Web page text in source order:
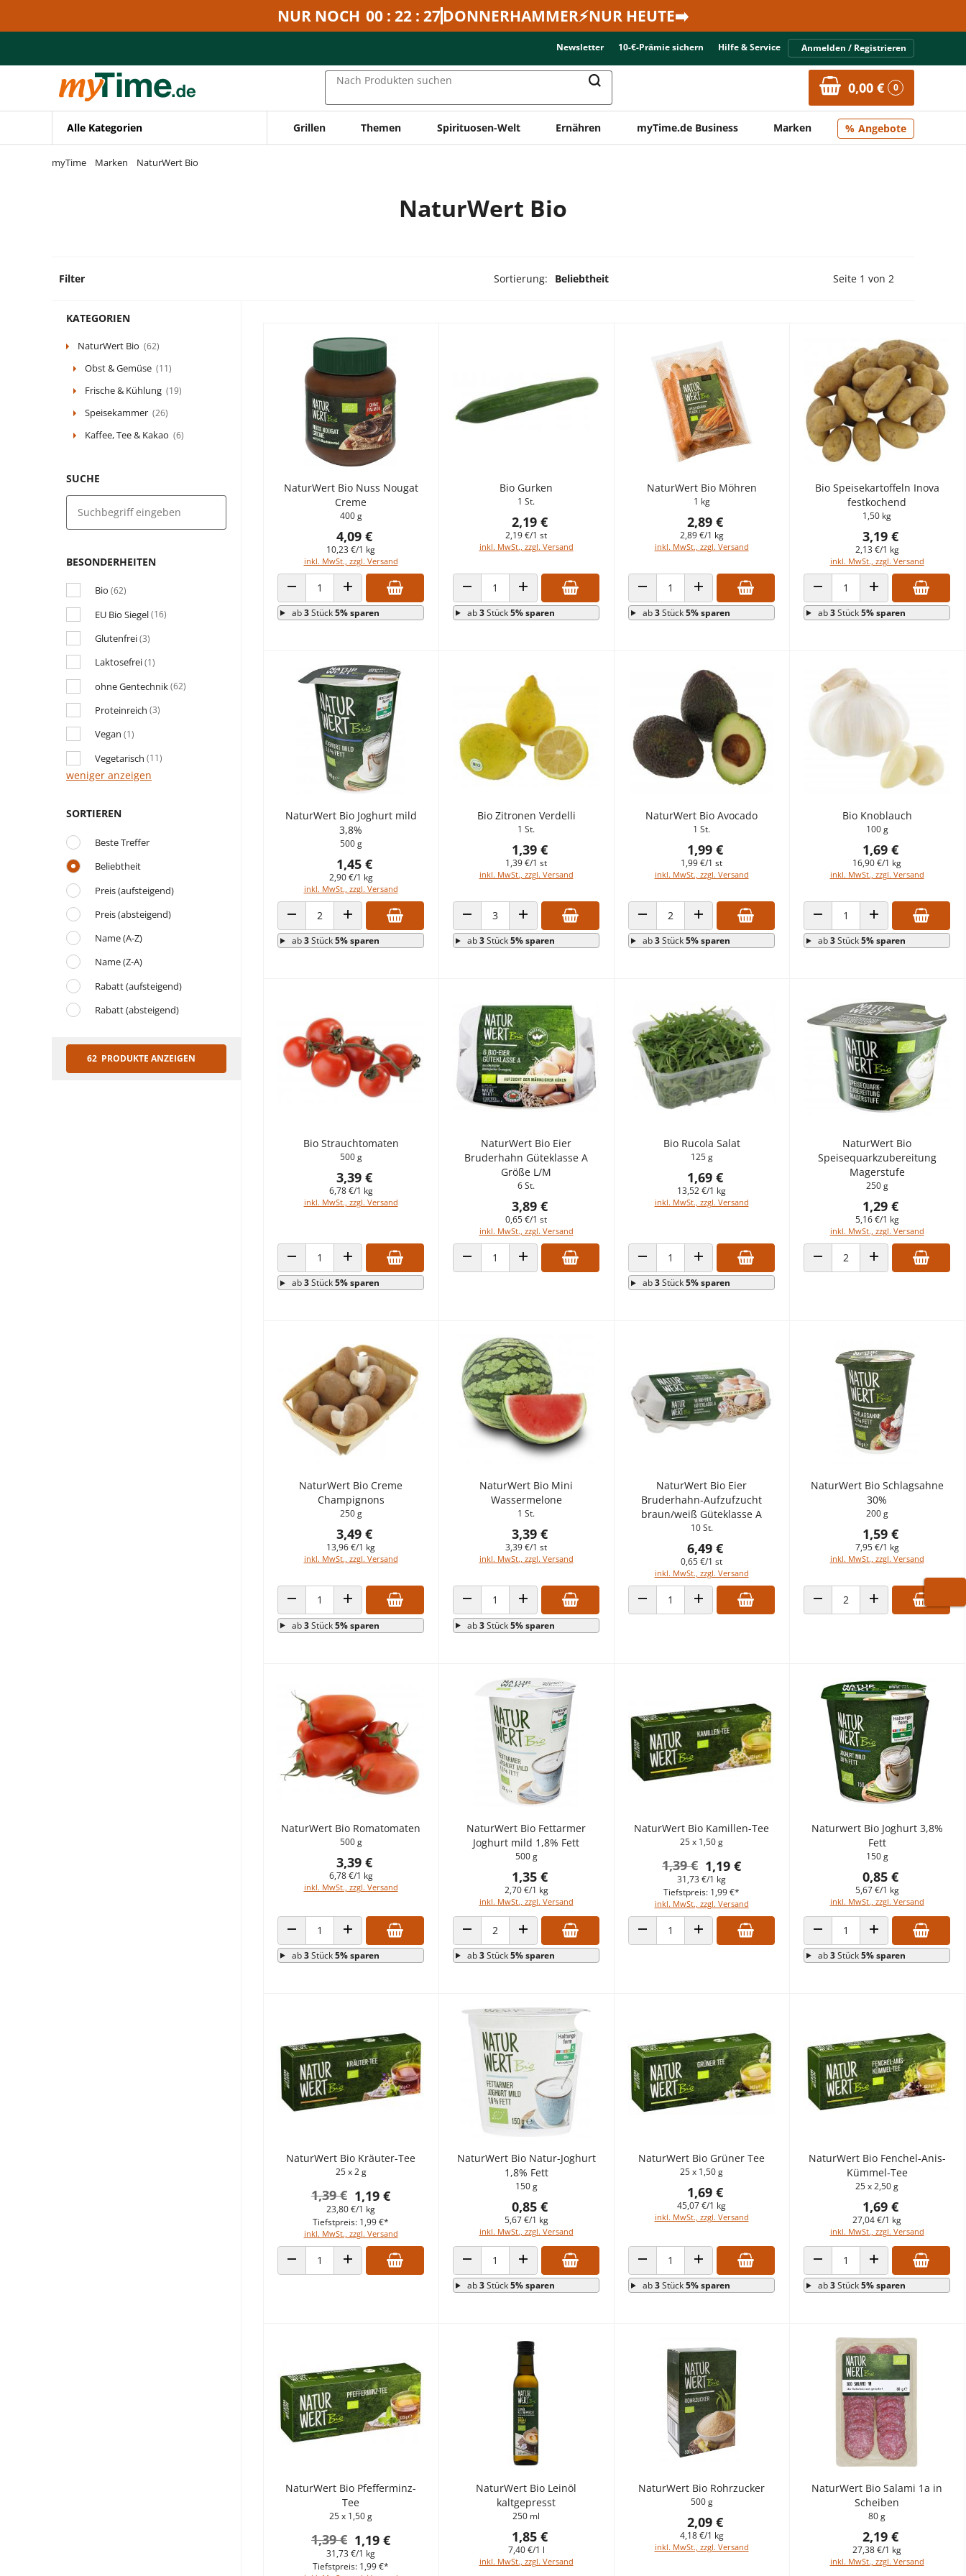
Zur Navigation springen
NUR NOCH 00 : 22 : 27DONNERHAMMER⚡NUR HEUTE➡️
Newsletter 10-€-Prämie sichern Hilfe & Service Anmelden / Registrieren
Nach Produkten suchen 0,00 € 0
Alle Kategorien Grillen Themen Spirituosen-Welt Ernähren myTime.de Business Marken Angebote
myTime Marken NaturWert Bio
NaturWert Bio
Filter Sortierung: Beliebtheit Vorherige Seite
Seite 1 von 2
KATEGORIEN
NaturWert Bio (62)
Obst & Gemüse (11)
Frische & Kühlung (19)
Speisekammer (26)
Kaffee, Tee & Kakao (6)
SUCHE
BESONDERHEITEN
Bio (62)
EU Bio Siegel(16)
Glutenfrei(3)
Laktosefrei(1)
ohne Gentechnik(62)
Proteinreich (3)
Vegan (1)
Vegetarisch (11)
weniger anzeigen
SORTIEREN
Beste Treffer
Beliebtheit
Preis (aufsteigend)
Preis (absteigend)
Name (A-Z)
Name (Z-A)
Rabatt (aufsteigend)
Rabatt (absteigend)
62 PRODUKTE ANZEIGEN
NaturWert Bio Nuss Nougat
Creme
400 g
4,09 €
10,23 €/1 kg
inkl. MwSt., zzgl. Versand
ANZAHL VERRINGERNANZAHL ERHÖHEN
ab3Stück5% sparen
Bio Gurken
1 St.
2,19 €
2,19 €/1 st
inkl. MwSt., zzgl. Versand
ANZAHL VERRINGERNANZAHL ERHÖHEN
ab3Stück5% sparen
NaturWert Bio Möhren
1 kg
2,89 €
2,89 €/1 kg
inkl. MwSt., zzgl. Versand
ANZAHL VERRINGERNANZAHL ERHÖHEN
ab3Stück5% sparen
Bio Speisekartoffeln Inova
festkochend
1,50 kg
3,19 €
2,13 €/1 kg
inkl. MwSt., zzgl. Versand
ANZAHL VERRINGERNANZAHL ERHÖHEN
ab3Stück5% sparen
NaturWert Bio Joghurt mild
3,8%
500 g
1,45 €
2,90 €/1 kg
inkl. MwSt., zzgl. Versand
ANZAHL VERRINGERNANZAHL ERHÖHEN
ab3Stück5% sparen
Bio Zitronen Verdelli
1 St.
1,39 €
1,39 €/1 st
inkl. MwSt., zzgl. Versand
ANZAHL VERRINGERNANZAHL ERHÖHEN
ab3Stück5% sparen
NaturWert Bio Avocado
1 St.
1,99 €
1,99 €/1 st
inkl. MwSt., zzgl. Versand
ANZAHL VERRINGERNANZAHL ERHÖHEN
ab3Stück5% sparen
Bio Knoblauch
100 g
1,69 €
16,90 €/1 kg
inkl. MwSt., zzgl. Versand
ANZAHL VERRINGERNANZAHL ERHÖHEN
ab3Stück5% sparen
Bio Strauchtomaten
500 g
3,39 €
6,78 €/1 kg
inkl. MwSt., zzgl. Versand
ANZAHL VERRINGERNANZAHL ERHÖHEN
ab3Stück5% sparen
NaturWert Bio Eier
Bruderhahn Güteklasse A
Größe L/M
6 St.
3,89 €
0,65 €/1 st
inkl. MwSt., zzgl. Versand
ANZAHL VERRINGERNANZAHL ERHÖHEN
Bio Rucola Salat
125 g
1,69 €
13,52 €/1 kg
inkl. MwSt., zzgl. Versand
ANZAHL VERRINGERNANZAHL ERHÖHEN
ab3Stück5% sparen
NaturWert Bio
Speisequarkzubereitung
Magerstufe
250 g
1,29 €
5,16 €/1 kg
inkl. MwSt., zzgl. Versand
ANZAHL VERRINGERNANZAHL ERHÖHEN
NaturWert Bio Creme
Champignons
250 g
3,49 €
13,96 €/1 kg
inkl. MwSt., zzgl. Versand
ANZAHL VERRINGERNANZAHL ERHÖHEN
ab3Stück5% sparen
NaturWert Bio Mini
Wassermelone
1 St.
3,39 €
3,39 €/1 st
inkl. MwSt., zzgl. Versand
ANZAHL VERRINGERNANZAHL ERHÖHEN
ab3Stück5% sparen
NaturWert Bio Eier
Bruderhahn-Aufzufzucht
braun/weiß Güteklasse A
10 St.
6,49 €
0,65 €/1 st
inkl. MwSt., zzgl. Versand
ANZAHL VERRINGERNANZAHL ERHÖHEN
NaturWert Bio Schlagsahne
30%
200 g
1,59 €
7,95 €/1 kg
inkl. MwSt., zzgl. Versand
ANZAHL VERRINGERNANZAHL ERHÖHEN
NaturWert Bio Romatomaten
500 g
3,39 €
6,78 €/1 kg
inkl. MwSt., zzgl. Versand
ANZAHL VERRINGERNANZAHL ERHÖHEN
ab3Stück5% sparen
NaturWert Bio Fettarmer
Joghurt mild 1,8% Fett
500 g
1,35 €
2,70 €/1 kg
inkl. MwSt., zzgl. Versand
ANZAHL VERRINGERNANZAHL ERHÖHEN
ab3Stück5% sparen
NaturWert Bio Kamillen-Tee
25 x 1,50 g
1,19 €
1,39 €
31,73 €/1 kg
inkl. MwSt., zzgl. Versand
Tiefstpreis: 1,99 €*
ANZAHL VERRINGERNANZAHL ERHÖHEN
Naturwert Bio Joghurt 3,8%
Fett
150 g
0,85 €
5,67 €/1 kg
inkl. MwSt., zzgl. Versand
ANZAHL VERRINGERNANZAHL ERHÖHEN
ab3Stück5% sparen
NaturWert Bio Kräuter-Tee
25 x 2 g
1,19 €
1,39 €
23,80 €/1 kg
inkl. MwSt., zzgl. Versand
Tiefstpreis: 1,99 €*
ANZAHL VERRINGERNANZAHL ERHÖHEN
NaturWert Bio Natur-Joghurt
1,8% Fett
150 g
0,85 €
5,67 €/1 kg
inkl. MwSt., zzgl. Versand
ANZAHL VERRINGERNANZAHL ERHÖHEN
ab3Stück5% sparen
NaturWert Bio Grüner Tee
25 x 1,50 g
1,69 €
45,07 €/1 kg
inkl. MwSt., zzgl. Versand
ANZAHL VERRINGERNANZAHL ERHÖHEN
ab3Stück5% sparen
NaturWert Bio Fenchel-Anis-
Kümmel-Tee
25 x 2,50 g
1,69 €
27,04 €/1 kg
inkl. MwSt., zzgl. Versand
ANZAHL VERRINGERNANZAHL ERHÖHEN
ab3Stück5% sparen
NaturWert Bio Pfefferminz-
Tee
25 x 1,50 g
1,19 €
1,39 €
31,73 €/1 kg
Tiefstpreis: 1,99 €*
NaturWert Bio Leinöl
kaltgepresst
250 ml
1,85 €
7,40 €/1 l
inkl. MwSt., zzgl. Versand
NaturWert Bio Rohrzucker
500 g
2,09 €
4,18 €/1 kg
inkl. MwSt., zzgl. Versand
NaturWert Bio Salami 1a in
Scheiben
80 g
2,19 €
27,38 €/1 kg
inkl. MwSt., zzgl. Versand